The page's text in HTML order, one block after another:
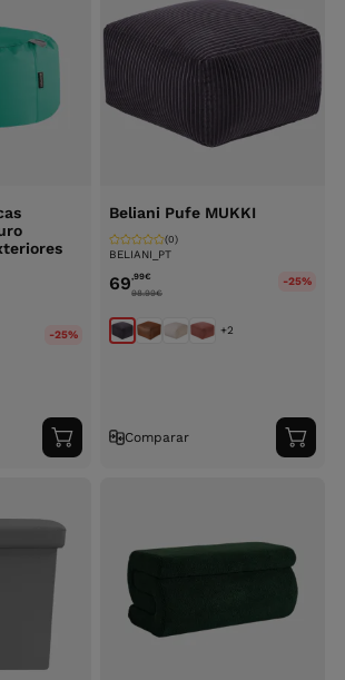
-25%
Adicionar
ao
Beliani Pufe MUKKI
BELIANI_PT
(0)
69,99€
98.99€
-25%
+2
Comparar
ao